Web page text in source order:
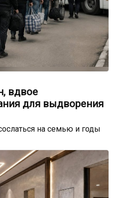
вдвое
для выдворения
на семью и годы